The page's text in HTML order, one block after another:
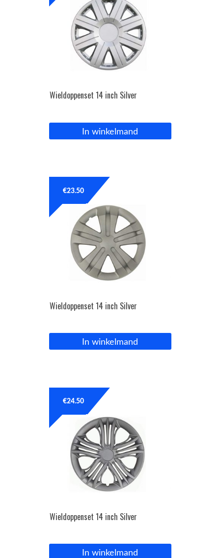
Wieldoppenset 14 inch Silver
In winkelmand
Wieldoppenset 14 inch Silver
€23.50
In winkelmand
Wieldoppenset 14 inch Silver
€24.50
In winkelmand